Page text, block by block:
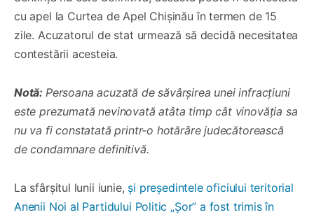
cu apel la Curtea de Apel Chișinău în termen de 15
zile. Acuzatorul de stat urmează să decidă necesitatea
contestării acesteia.
Notă: Persoana acuzată de săvârșirea unei infracțiuni
este prezumată nevinovată atâta timp cât vinovăția sa
nu va fi constatată printr-o hotărâre judecătorească
de condamnare definitivă.
La sfârșitul lunii iunie, și președintele oficiului teritorial
Anenii Noi al Partidului Politic „Şor” a fost trimis în